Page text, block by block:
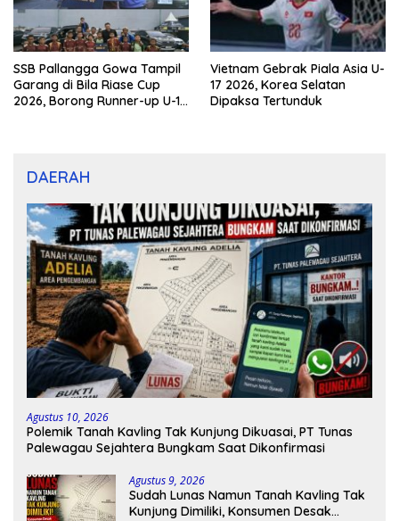
SSB Pallangga Gowa Tampil
Garang di Bila Riase Cup
2026, Borong Runner-up U-10
Vietnam Gebrak Piala Asia U-
17 2026, Korea Selatan
Dipaksa Tertunduk
DAERAH
Agustus 10, 2026
Polemik Tanah Kavling Tak Kunjung Dikuasai, PT Tunas
Palewagau Sejahtera Bungkam Saat Dikonfirmasi
Agustus 9, 2026
Sudah Lunas Namun Tanah Kavling Tak
Kunjung Dimiliki, Konsumen Desak